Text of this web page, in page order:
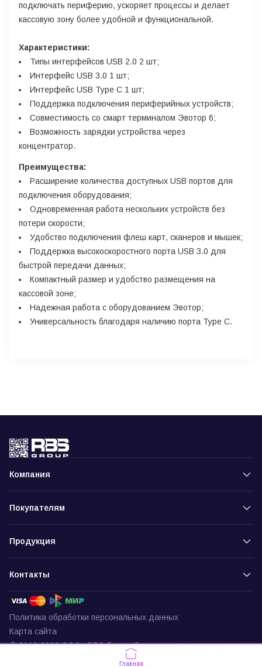
подключать периферию, ускоряет процессы и делает
кассовую зону более удобной и функциональной.
Характеристики:
Типы интерфейсов USB 2.0 2 шт;
Интерфейс USB 3.0 1 шт;
Интерфейс USB Type C 1 шт;
Поддержка подключения периферийных устройств;
Совместимость со смарт терминалом Эвотор 6;
Возможность зарядки устройства через
концентратор.
Преимущества:
Расширение количества доступных USB портов для
подключения оборудования;
Одновременная работа нескольких устройств без
потери скорости;
Удобство подключения флеш карт, сканеров и мышек;
Поддержка высокоскоростного порта USB 3.0 для
быстрой передачи данных;
Компактный размер и удобство размещения на
кассовой зоне;
Надежная работа с оборудованием Эвотор;
Универсальность благодаря наличию порта Type C.
Компания
Покупателям
Продукция
Контакты
Политика обработки персональных данных
Карта сайта
© 2016-2026 ООО «РБС-Групп» Все права защищены
Главная